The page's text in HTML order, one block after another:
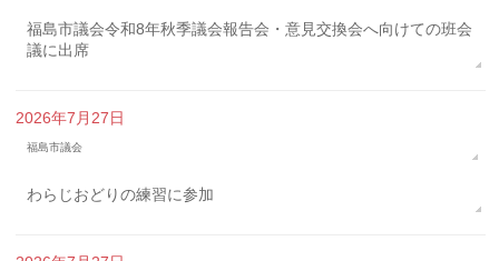
福島市議会令和8年秋季議会報告会・意見交換会へ向けての班会
議に出席
2026年7月27日
福島市議会
わらじおどりの練習に参加